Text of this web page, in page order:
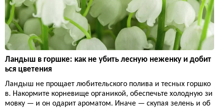
Ландыш в горшке: как не убить лесную неженку и добит
ься цветения
Ландыш не прощает любительского полива и тесных горшко
в. Накормите корневище органикой, обеспечьте холодную зи
мовку — и он одарит ароматом. Иначе — скупая зелень и об